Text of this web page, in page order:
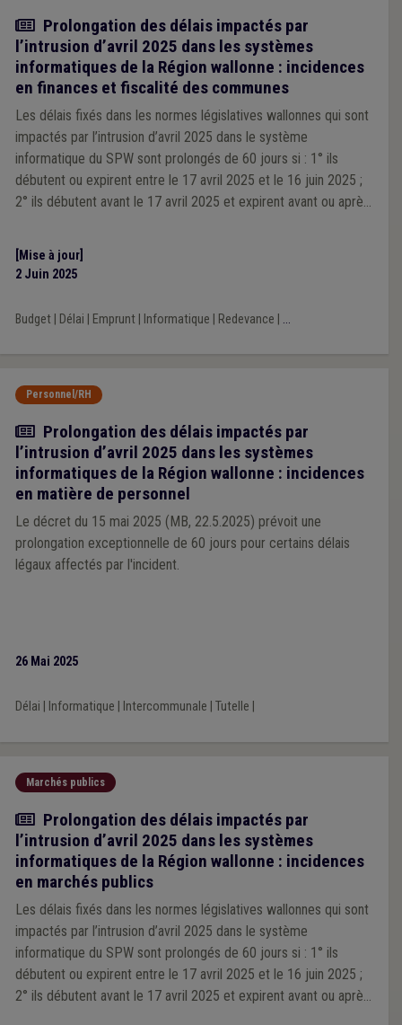
Actualité
Prolongation des délais impactés par
l’intrusion d’avril 2025 dans les systèmes
informatiques de la Région wallonne : incidences
en finances et fiscalité des communes
Les délais fixés dans les normes législatives wallonnes qui sont
impactés par l’intrusion d’avril 2025 dans le système
informatique du SPW sont prolongés de 60 jours si : 1° ils
débutent ou expirent entre le 17 avril 2025 et le 16 juin 2025 ;
2° ils débutent avant le 17 avril 2025 et expirent avant ou après
[Mise à jour]
2 Juin 2025
Budget| Délai Emprunt| Informatique Redevance ...
Personnel/RH
Actualité
Prolongation des délais impactés par
l’intrusion d’avril 2025 dans les systèmes
informatiques de la Région wallonne : incidences
en matière de personnel
Le décret du 15 mai 2025 (MB, 22.5.2025) prévoit une
prolongation exceptionnelle de 60 jours pour certains délais
légaux affectés par l'incident.
26 Mai 2025
Délai Informatique Intercommunale Tutelle
Marchés publics
Actualité
Prolongation des délais impactés par
l’intrusion d’avril 2025 dans les systèmes
informatiques de la Région wallonne : incidences
en marchés publics
Les délais fixés dans les normes législatives wallonnes qui sont
impactés par l’intrusion d’avril 2025 dans le système
informatique du SPW sont prolongés de 60 jours si : 1° ils
débutent ou expirent entre le 17 avril 2025 et le 16 juin 2025 ;
2° ils débutent avant le 17 avril 2025 et expirent avant ou après